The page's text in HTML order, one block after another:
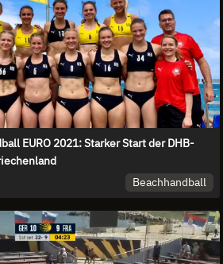
EURO 2021: Starker Start der DHB-
Beachhandball